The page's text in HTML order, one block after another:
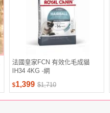
法國皇家FCN 有效化毛成貓
IH34 4KG -網
$1,399 $1,710